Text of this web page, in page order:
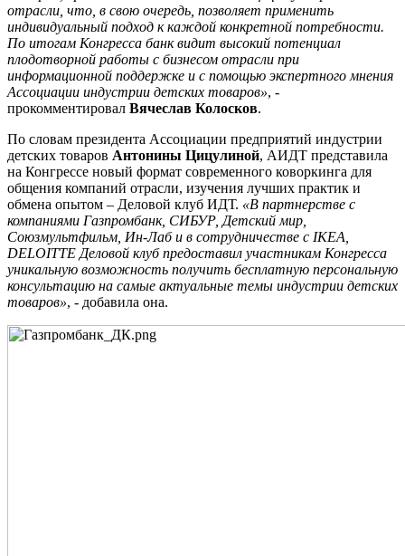
отрасли, что, в свою очередь, позволяет применить
индивидуальный подход к каждой конкретной потребности.
По итогам Конгресса банк видит высокий потенциал
плодотворной работы с бизнесом отрасли при
информационной поддержке и с помощью экспертного мнения
Ассоциации индустрии детских товаров», -
прокомментировал Вячеслав Колосков.
По словам президента Ассоциации предприятий индустрии
детских товаров Антонины Цицулиной, АИДТ представила
на Конгрессе новый формат современного коворкинга для
общения компаний отрасли, изучения лучших практик и
обмена опытом – Деловой клуб ИДТ. «В партнерстве с
компаниями Газпромбанк, СИБУР, Детский мир,
Союзмультфильм, Ин-Лаб и в сотрудничестве с IKEA,
DELOITTE Деловой клуб предоставил участникам Конгресса
уникальную возможность получить бесплатную персональную
консультацию на самые актуальные темы индустрии детских
товаров», - добавила она.